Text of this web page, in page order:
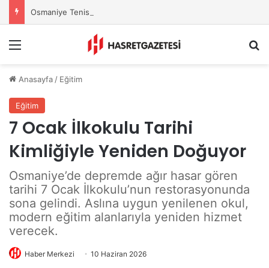
Osmaniye Tenis Takımı ANALİG’de Yarı Finale Yükseldi
Anasayfa / Eğitim
Eğitim
7 Ocak İlkokulu Tarihi
Kimliğiyle Yeniden Doğuyor
Osmaniye’de depremde ağır hasar gören
tarihi 7 Ocak İlkokulu’nun restorasyonunda
sona gelindi. Aslına uygun yenilenen okul,
modern eğitim alanlarıyla yeniden hizmet
verecek.
Haber Merkezi 10 Haziran 2026